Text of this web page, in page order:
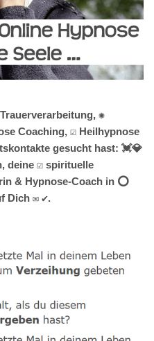
✺
Coaching, ☑️ Heilhypnose
gesucht hast: 💓️💎
deine ☑️ spirituelle
& Hypnose-Coach in ⭕
Dich ✉ ✔.